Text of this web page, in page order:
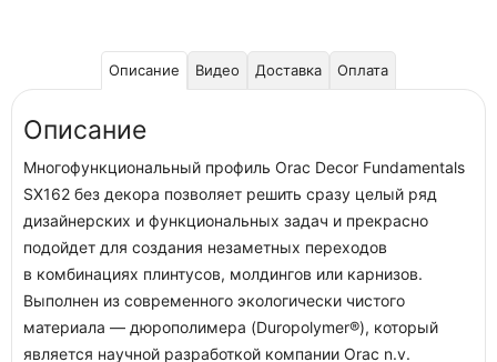
Описание Видео Доставка Оплата
Описание
Многофункциональный профиль Orac Decor Fundamentals
SX162 без декора позволяет решить сразу целый ряд
дизайнерских и функциональных задач и прекрасно
подойдет для создания незаметных переходов
в комбинациях плинтусов, молдингов или карнизов.
Выполнен из современного экологически чистого
материала — дюрополимера (Duropolymer®), который
является научной разработкой компании Orac n.v.